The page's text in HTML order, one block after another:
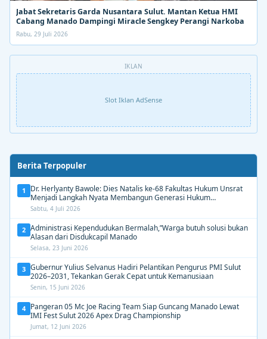
Jabat Sekretaris Garda Nusantara Sulut. Mantan Ketua HMI
Cabang Manado Dampingi Miracle Sengkey Perangi Narkoba
Rabu, 29 Juli 2026
IKLAN
Slot Iklan AdSense
Berita Terpopuler
1
Dr. Herlyanty Bawole: Dies Natalis ke-68 Fakultas Hukum Unsrat
Menjadi Langkah Nyata Membangun Generasi Hukum
Berdampak
Sabtu, 4 Juli 2026
2 Administrasi Kependudukan Bermalah,”Warga butuh solusi bukan
Alasan dari Disdukcapil Manado
Selasa, 23 Juni 2026
3 Gubernur Yulius Selvanus Hadiri Pelantikan Pengurus PMI Sulut
2026–2031, Tekankan Gerak Cepat untuk Kemanusiaan
Senin, 15 Juni 2026
4 Pangeran 05 Mc Joe Racing Team Siap Guncang Manado Lewat
IMI Fest Sulut 2026 Apex Drag Championship
Jumat, 12 Juni 2026